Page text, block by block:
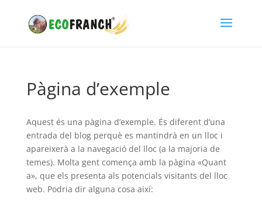
Pàgina d’exemple
Aquest és una pàgina d’exemple. És diferent d’una
entrada del blog perquè es mantindrà en un lloc i
apareixerà a la navegació del lloc (a la majoria de
temes). Molta gent comença amb la pàgina «Quant
a», que els presenta als potencials visitants del lloc
web. Podria dir alguna cosa així: